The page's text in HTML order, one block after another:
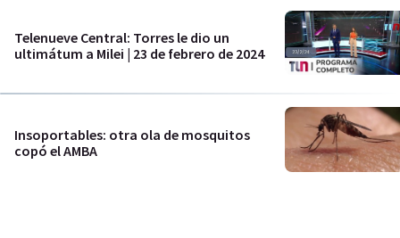
Telenueve Central: Torres le dio un
ultimátum a Milei | 23 de febrero de 2024
Insoportables: otra ola de mosquitos
copó el AMBA